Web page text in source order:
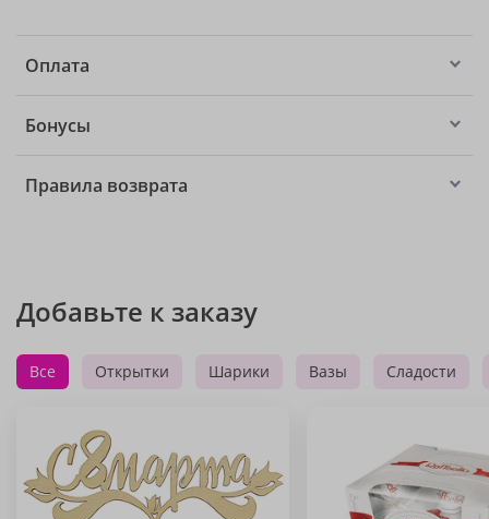
Оплата
Бонусы
Правила возврата
Добавьте к заказу
Все Открытки Шарики Вазы Сладости